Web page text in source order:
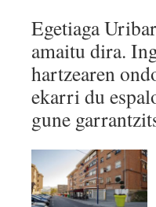
Egetiaga
amaitu dira.
hartzearen
ekarri du
gune